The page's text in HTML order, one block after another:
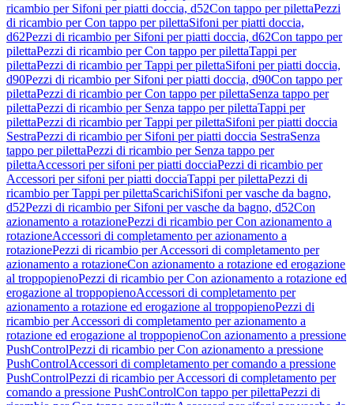
ricambio per Sifoni per piatti doccia, d52Con tappo per pilettaPezzi
di ricambio per Con tappo per pilettaSifoni per piatti doccia,
d62Pezzi di ricambio per Sifoni per piatti doccia, d62Con tappo per
pilettaPezzi di ricambio per Con tappo per pilettaTappi per
pilettaPezzi di ricambio per Tappi per pilettaSifoni per piatti doccia,
d90Pezzi di ricambio per Sifoni per piatti doccia, d90Con tappo per
pilettaPezzi di ricambio per Con tappo per pilettaSenza tappo per
pilettaPezzi di ricambio per Senza tappo per pilettaTappi per
pilettaPezzi di ricambio per Tappi per pilettaSifoni per piatti doccia
SestraPezzi di ricambio per Sifoni per piatti doccia SestraSenza
tappo per pilettaPezzi di ricambio per Senza tappo per
pilettaAccessori per sifoni per piatti docciaPezzi di ricambio per
Accessori per sifoni per piatti docciaTappi per pilettaPezzi di
ricambio per Tappi per pilettaScarichiSifoni per vasche da bagno,
d52Pezzi di ricambio per Sifoni per vasche da bagno, d52Con
azionamento a rotazionePezzi di ricambio per Con azionamento a
rotazioneAccessori di completamento per azionamento a
rotazionePezzi di ricambio per Accessori di completamento per
azionamento a rotazioneCon azionamento a rotazione ed erogazione
al troppopienoPezzi di ricambio per Con azionamento a rotazione ed
erogazione al troppopienoAccessori di completamento per
azionamento a rotazione ed erogazione al troppopienoPezzi di
ricambio per Accessori di completamento per azionamento a
rotazione ed erogazione al troppopienoCon azionamento a pressione
PushControlPezzi di ricambio per Con azionamento a pressione
PushControlAccessori di completamento per comando a pressione
PushControlPezzi di ricambio per Accessori di completamento per
comando a pressione PushControlCon tappo per pilettaPezzi di